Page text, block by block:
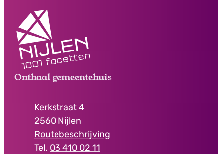
Contact & openingsuren
Onthaal gemeentehuis
AdresKerkstraat 4
,2560 Nijlen
Routebeschrijving
03 410 02 11